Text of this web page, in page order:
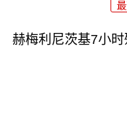
赫梅利尼茨基7小